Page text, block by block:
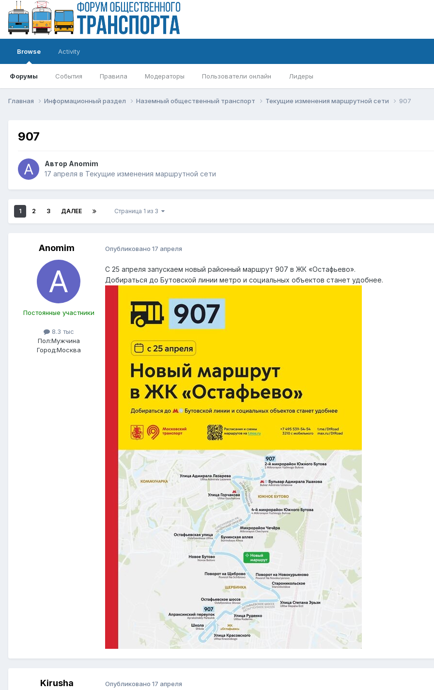
Browse
Форумы События Правила Модераторы Пользователи онлайн Лидеры
Activity
Главная Информационный раздел Наземный общественный транспорт Текущие изменения маршрутной сети 907
907
Автор Anomim
17 апреля в Текущие изменения маршрутной сети
1 2 3 ДАЛЕЕ Страница 1 из 3
Anomim
Постоянные участники
8.3 тыс
Пол:Мужчина
Город:Москва
Опубликовано 17 апреля
С 25 апреля запускаем новый районный маршрут 907 в ЖК «Остафьево».
Добираться до Бутовской линии метро и социальных объектов станет удобнее.
Kirusha Опубликовано 17 апреля